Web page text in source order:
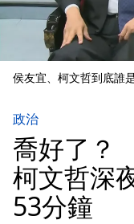
侯友宜、柯文哲到底誰
政治
喬好了？
柯文哲深
53分鐘